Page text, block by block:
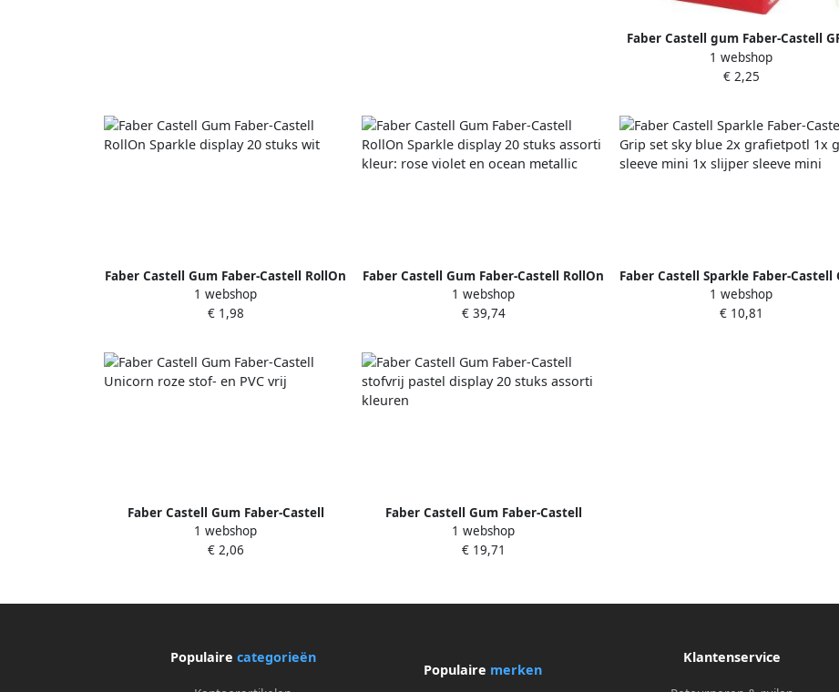
Faber Castell gum Faber-Castell
2001 assorti display 10 stuks
1 webshop
€ 2,25
Faber Castell Gum Faber-Castell RollOn
Sparkle display 20 stuks wit
1 webshop
€ 1,98
Faber Castell Gum Faber-Castell RollOn
Sparkle display 20 stuks assorti kleur:
rose violet en ocean metallic
1 webshop
€ 39,74
Faber Castell Sparkle Faber-Castell
set sky blue 2x grafietpotl 1x gum
sleeve mini 1x slijper sleeve mini
1 webshop
€ 10,81
Faber Castell Gum Faber-Castell
Unicorn roze stof- en PVC vrij
1 webshop
€ 2,06
Faber Castell Gum Faber-Castell
stofvrij pastel display 20 stuks assorti
kleuren
1 webshop
€ 19,71
Populaire categorieën
Populaire merken
Klantenservice